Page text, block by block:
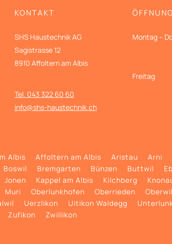
KONTAKT
SHS Haustechnik AG
Sagistrasse 12
8910 Affoltern am Albis
Tel. 043 322 60 60
info@shs-haustechnik.ch
Montag –
Freitag
Albis Affoltern am Albis Aristau Arni
Boswil Bremgarten Bünzen Buttwil
Jonen Kappel am Albis Kilchberg
Muri Oberlunkhofen Oberrieden
Uerzlikon Uitikon Waldegg
Zufikon Zwillikon